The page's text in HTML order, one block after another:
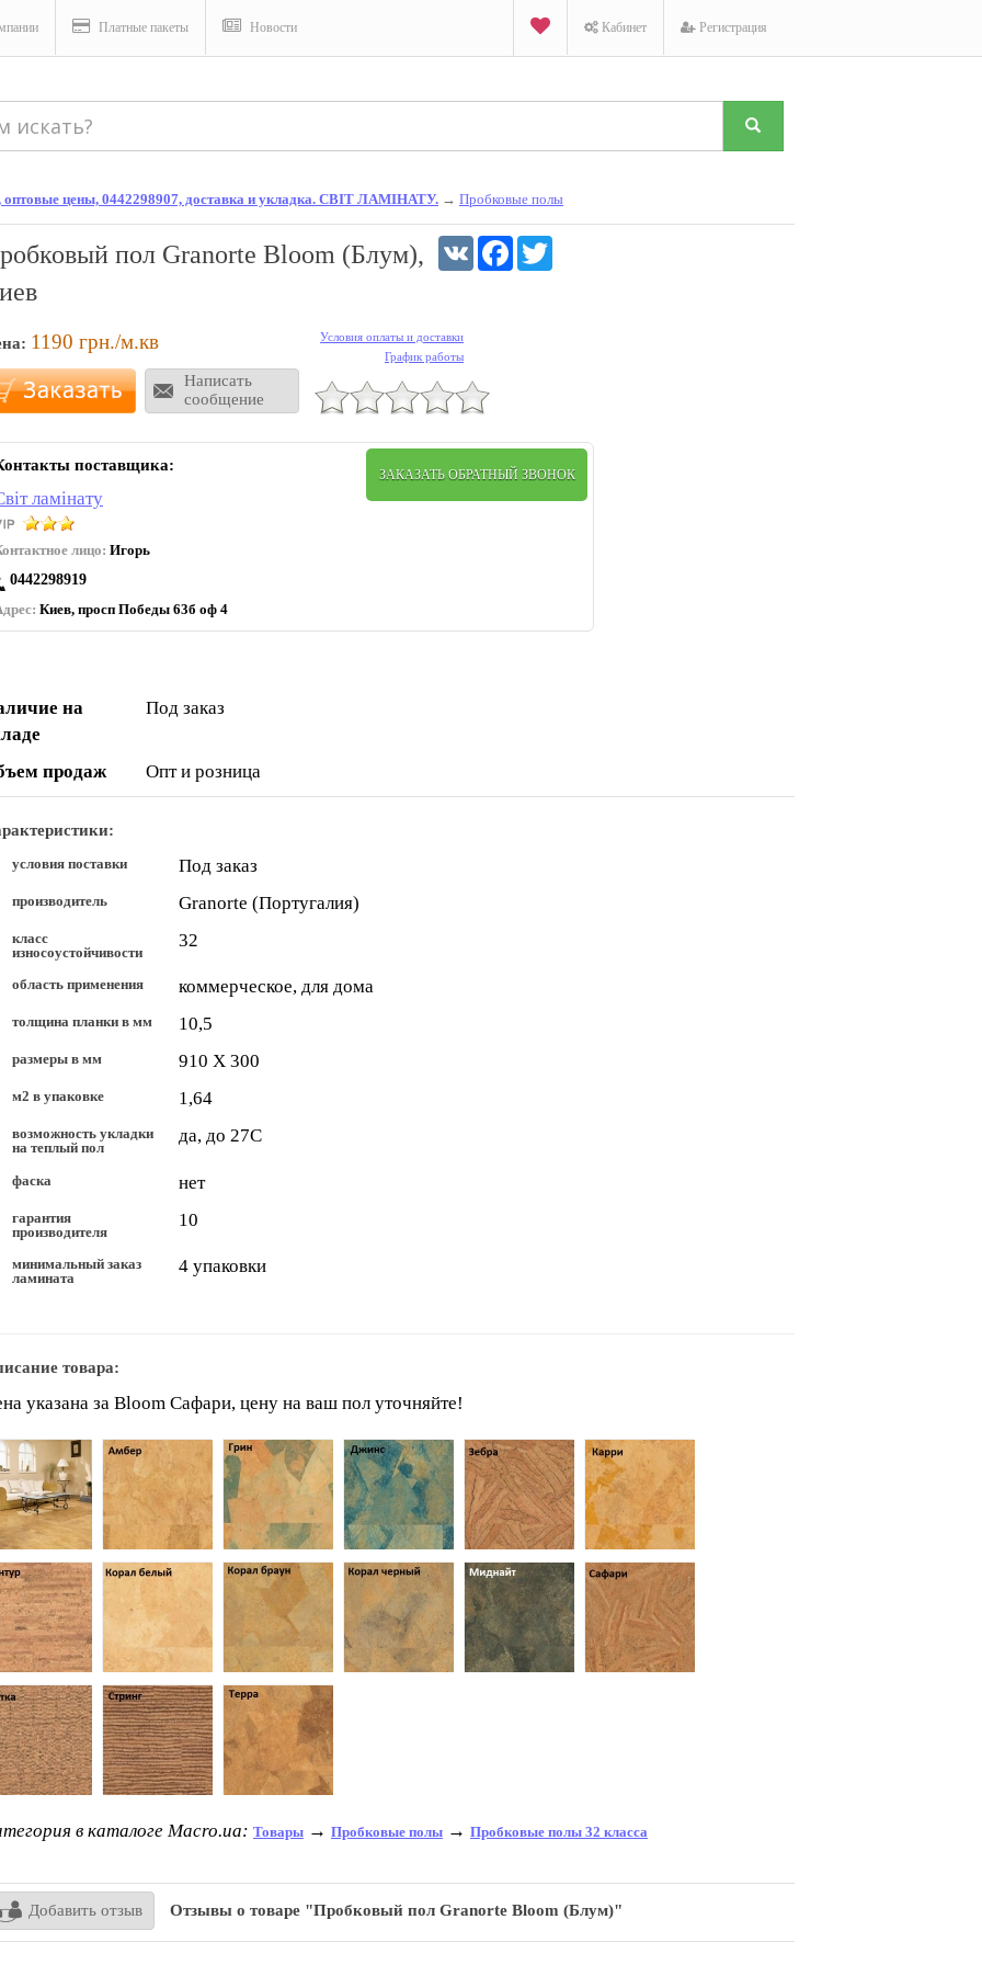
Платные пакеты Новости Кабинет Регистрация
цены, 0442298907, доставка и укладка. СВІТ ЛАМІНАТУ. → Пробковые полы
пол Granorte Bloom (Блум),
1190 грн./м.кв
Написать
сообщение
Условия оплаты и доставки
График работы
VK Facebook
поставщика:
ламінату
лицо: Игорь
0442298919
Киев, просп Победы 63б оф 4
ЗАКАЗАТЬ ОБРАТНЫЙ ЗВОНОК
на
Под заказ
продаж Опт и розница
условия поставки Под заказ
производитель Granorte (Португалия)
класс
износоустойчивости
32
область применения коммерческое, для дома
толщина планки в мм 10,5
размеры в мм 910 Х 300
м2 в упаковке 1,64
возможность укладки
на теплый пол
да, до 27С
фаска нет
гарантия
производителя
10
минимальный заказ
ламината
4 упаковки
товара:
указана за Bloom Сафари, цену на ваш пол уточняйте!
в каталоге Macro.ua: Товары → Пробковые полы → Пробковые полы 32 класса
Добавить отзыв Отзывы о товаре "Пробковый пол Granorte Bloom (Блум)"